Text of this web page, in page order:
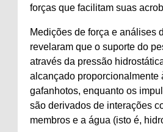
forças que facilitam suas
Medições de força e análises
revelaram que o suporte do
através da pressão
alcançado proporcionalmente
gafanhotos, enquanto os
são derivados de interações
membros e a água (isto é,